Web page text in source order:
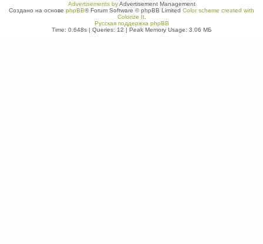
Advertisements byAdvertisement Management
Создано на основе phpBB® Forum Software © phpBB Limited Color scheme created with
Colorize It.
Русская поддержка phpBB
Time: 0.648s| Queries: 12 | Peak Memory Usage: 3.06 МБ